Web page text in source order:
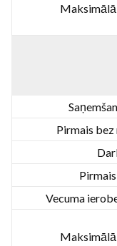
Maksimālā
Pirmais bez
Vecuma
Maksimālā